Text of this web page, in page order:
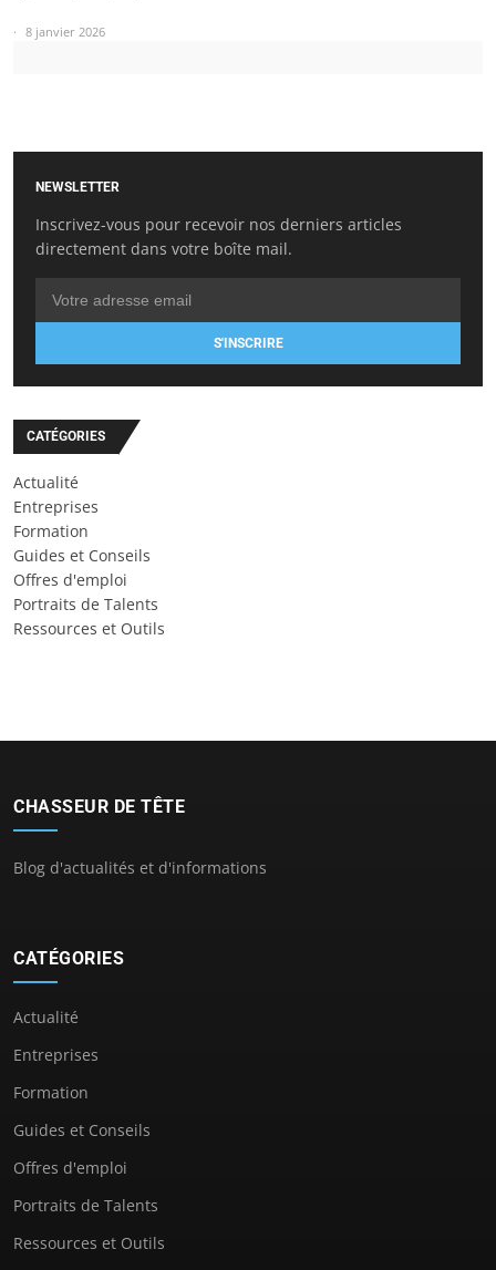
8 janvier 2026
NEWSLETTER
Inscrivez-vous pour recevoir nos derniers articles
directement dans votre boîte mail.
S'INSCRIRE
CATÉGORIES
Actualité
Entreprises
Formation
Guides et Conseils
Offres d'emploi
Portraits de Talents
Ressources et Outils
CHASSEUR DE TÊTE
Blog d'actualités et d'informations
CATÉGORIES
Actualité
Entreprises
Formation
Guides et Conseils
Offres d'emploi
Portraits de Talents
Ressources et Outils